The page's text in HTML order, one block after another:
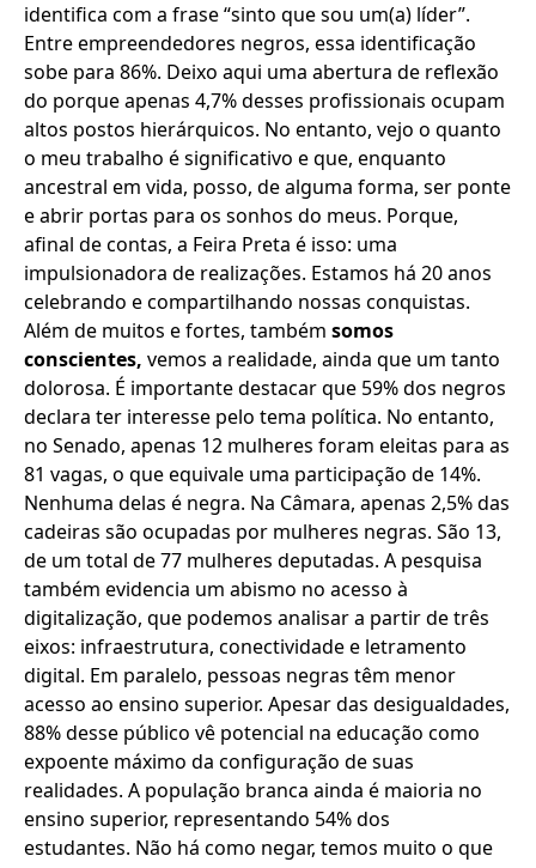
identifica com a frase “sinto que sou um(a) líder”.
Entre empreendedores negros, essa identificação
sobe para 86%. Deixo aqui uma abertura de reflexão
do porque apenas 4,7% desses profissionais ocupam
altos postos hierárquicos. No entanto, vejo o quanto
o meu trabalho é significativo e que, enquanto
ancestral em vida, posso, de alguma forma, ser ponte
e abrir portas para os sonhos do meus. Porque,
afinal de contas, a Feira Preta é isso: uma
impulsionadora de realizações. Estamos há 20 anos
celebrando e compartilhando nossas conquistas.
Além de muitos e fortes, também somos
conscientes, vemos a realidade, ainda que um tanto
dolorosa. É importante destacar que 59% dos negros
declara ter interesse pelo tema política. No entanto,
no Senado, apenas 12 mulheres foram eleitas para as
81 vagas, o que equivale uma participação de 14%.
Nenhuma delas é negra. Na Câmara, apenas 2,5% das
cadeiras são ocupadas por mulheres negras. São 13,
de um total de 77 mulheres deputadas. A pesquisa
também evidencia um abismo no acesso à
digitalização, que podemos analisar a partir de três
eixos: infraestrutura, conectividade e letramento
digital. Em paralelo, pessoas negras têm menor
acesso ao ensino superior. Apesar das desigualdades,
88% desse público vê potencial na educação como
expoente máximo da configuração de suas
realidades. A população branca ainda é maioria no
ensino superior, representando 54% dos
estudantes. Não há como negar, temos muito o que